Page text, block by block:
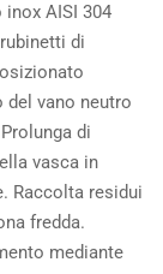
inox AISI 304
di
del vano neutro
di
vasca in
Raccolta residui
fredda.
mediante